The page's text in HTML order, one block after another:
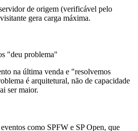
de origem (verificável pelo
gera carga máxima.
"deu problema"
na última venda e "resolvemos
é arquitetural, não de capacidade
ser maior.
como SPFW e SP Open, que